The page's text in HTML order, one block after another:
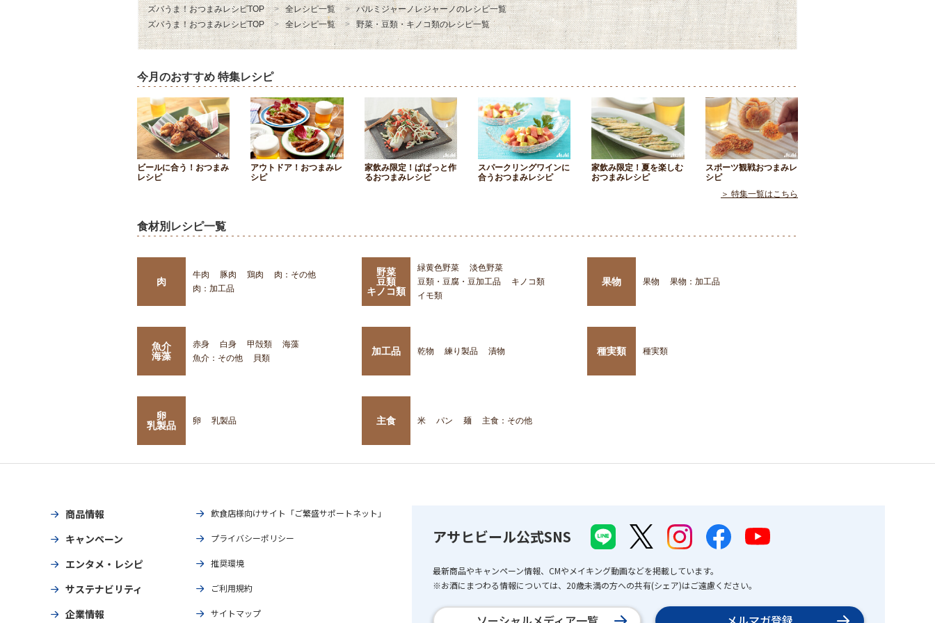
ズバうま！おつまみレシピTOP 全レシピ一覧
パルミジャーノレジャーノのレシピ一覧
ズバうま！おつまみレシピTOP
全レシピ一覧 野菜・豆類・キノコ類のレシピ一覧
今月のおすすめ 特集レシピ
ビールに合う！おつまみ
レシピ
アウトドア！おつまみレ
シピ
家飲み限定！ぱぱっと作
るおつまみレシピ
スパークリングワインに
合うおつまみレシピ
家飲み限定！夏を楽しむ
おつまみレシピ
スポーツ観戦おつまみレ
シピ
＞ 特集一覧はこちら
食材別レシピ一覧
肉
牛肉 豚肉 鶏肉
肉：その他
肉：加工品
野菜
豆類
キノコ類
緑黄色野菜
淡色野菜
豆類・豆腐・豆加工品
キノコ類
イモ類
果物 果物 果物：加工品
魚介
海藻
赤身 白身 甲殻類
海藻
魚介：その他
貝類
加工品 乾物 練り製品 漬物 種実類 種実類
卵
乳製品
卵 乳製品 主食 米 パン 麺 主食：その他
商品情報
キャンペーン
エンタメ・レシピ
サステナビリティ
企業情報
飲食店様向けサイト「ご繁盛サポートネット」
プライバシーポリシー
推奨環境
ご利用規約
サイトマップ
アサヒビール公式SNS
最新商品やキャンペーン情報、CMやメイキング動画などを掲載しています。
※お酒にまつわる情報については、20歳未満の方への共有(シェア)はご遠慮ください。